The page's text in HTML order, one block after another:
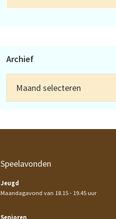
Archief
Speelavonden
Jeugd
Maandagavond van 18.15 - 19.45 uur
Senioren